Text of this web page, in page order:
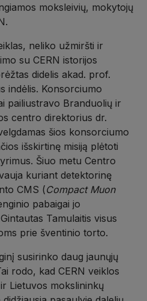
moksleivių, mokytojų
neliko užmiršti ir
su CERN istorijos
didelis akad. prof.
indėlis. Konsorciumo
pailiustravo Branduolių ir
centro direktorius dr.
šios konsorciumo
išskirtinę misiją plėtoti
Šiuo metu Centro
kuriant detektorinę
CMS (Compact Muon
pabaigai jo
Tamulaitis visus
prie šventinio torto.
susirinko daug jaunųjų
rodo, kad CERN veiklos
Lietuvos mokslininkų